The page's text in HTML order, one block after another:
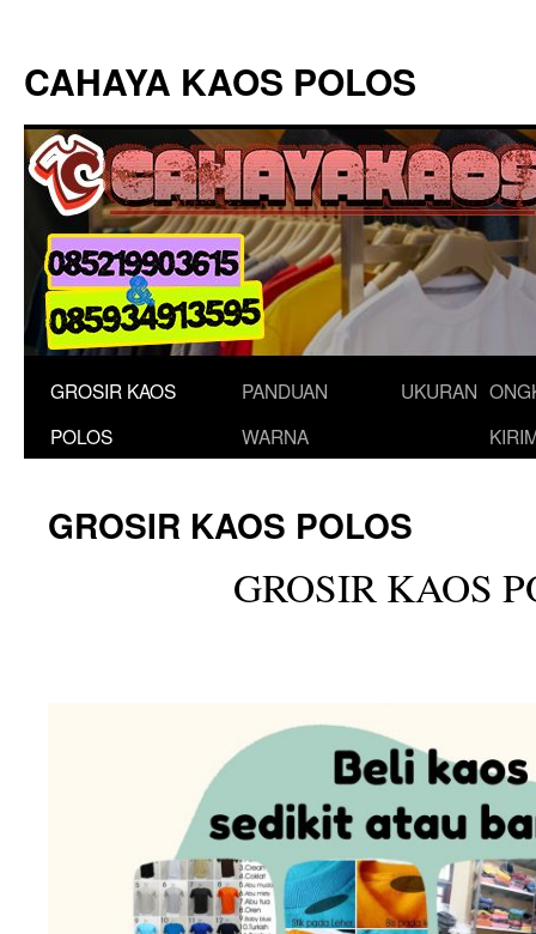
isi
CAHAYA KAOS POLOS
GROSIR KAOS
POLOS
PANDUAN
WARNA
UKURAN
GROSIR KAOS POLOS
GROSIR KAOS